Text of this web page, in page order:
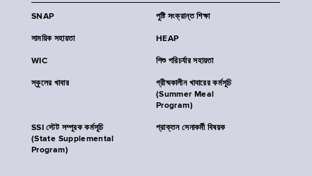
SNAP পুষ্টি সংক্রান্ত শিক্ষা
সাময়িক সহায়তা HEAP
WIC শিশু পরিচর্যার সহায়তা
স্কুলের খাবার
গ্রীষ্মকালীন খাবারের কর্মসূচি
(Summer Meal
Program)
SSI স্টেট সম্পূরক কর্মসূচি
(State Supplemental
Program)
প্রাক্তন সেনাকর্মী বিষয়ক